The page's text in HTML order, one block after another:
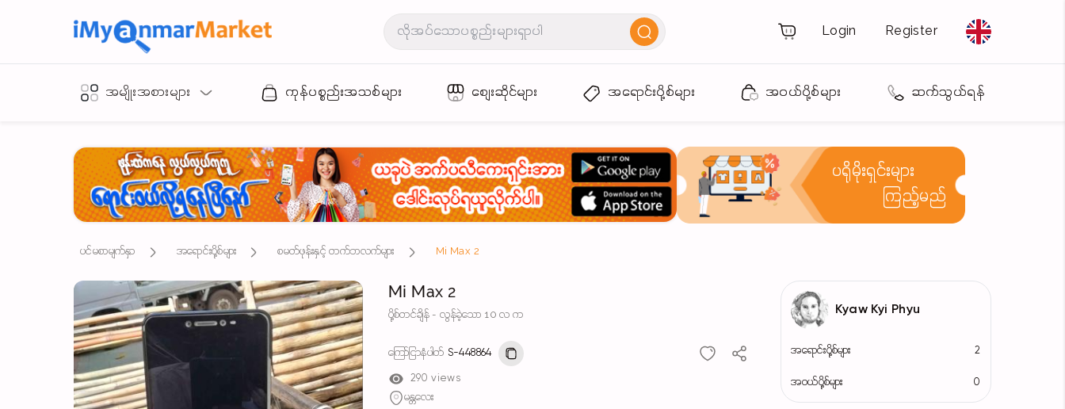
Login Register
အမျိုးအစားများ ကုန်ပစ္စည်းအသစ်များ စျေးဆိုင်များ အရောင်းပို့စ်များ အဝယ်ပို့စ်များ ဆက်သွယ်ရန်
ပရိုမိုးရှင်းများ
ကြည့်မည်
ပင်မစာမျက်နှာ အရောင်းပို့စ်များ စမတ်ဖုန်းနှင့် တက်ဘလက်များ Mi Max 2
Mi Max 2
ပို့စ်တင်ချိန် - လွန်ခဲ့သော 10 လ က
ကြော်ငြာနံပါတ် S-448864
290 views
မန္တလေး
Kyaw Kyi Phyu
အရောင်းပို့စ်များ 2
အဝယ်ပို့စ်များ 0